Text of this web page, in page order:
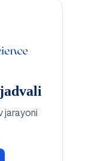
jarayoni